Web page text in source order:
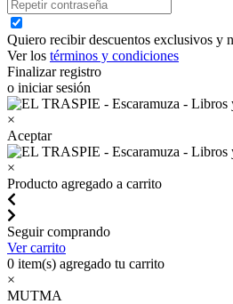
Quiero recibir descuentos exclusivos y
Ver los términos y condiciones
Finalizar registro
o iniciar sesión
×
Aceptar
×
Producto agregado a carrito
Seguir comprando
Ver carrito
0 item(s) agregado tu carrito
×
MUTMA